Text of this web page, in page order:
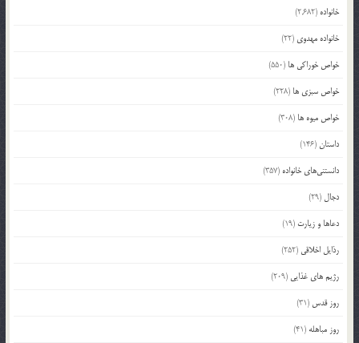
خانواده (2,682)
خانواده مهدوی (22)
خواص خوراکی ها (550)
خواص سبزی ها (228)
خواص میوه ها (308)
داستان(146)
دانستنی‌های خانواده (357)
دجال (29)
دعاها و زیارت (19)
رذایل اخلاقی (252)
رژیم های غذایی (209)
روز قدس (31)
روز مباهله (41)